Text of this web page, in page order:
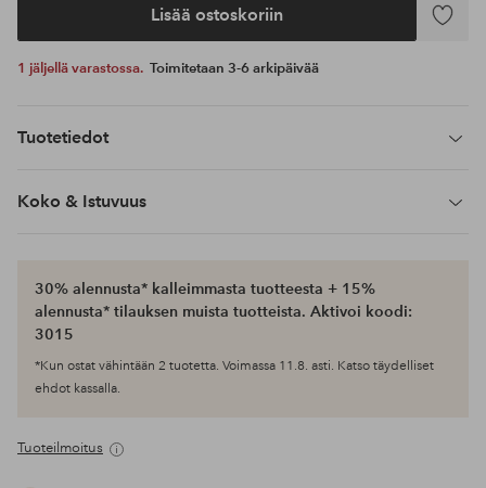
Lisää ostoskoriin
Lisää
1 jäljellä varastossa. Toimitetaan 3-6 arkipäivää
Tuotetiedot
Koko & Istuvuus
30% alennusta* kalleimmasta tuotteesta + 15%
alennusta* tilauksen muista tuotteista. Aktivoi koodi:
3015
*Kun ostat vähintään 2 tuotetta. Voimassa 11.8. asti. Katso täydelliset
ehdot kassalla.
Tuoteilmoitus